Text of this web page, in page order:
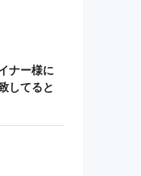
ナー様に
してると